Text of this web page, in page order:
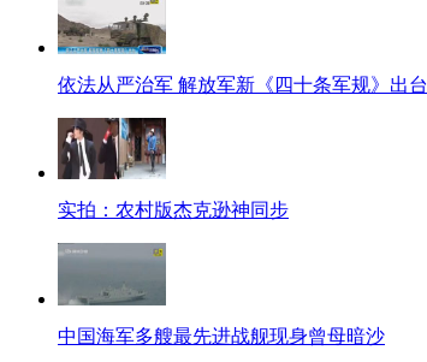
依法从严治军 解放军新《四十条军规》出台
实拍：农村版杰克逊神同步
中国海军多艘最先进战舰现身曾母暗沙